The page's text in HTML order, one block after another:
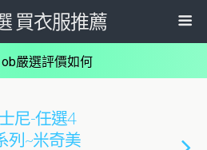
買衣服推薦
ob嚴選評價如何
尼-任選4
列~米奇美